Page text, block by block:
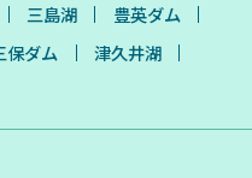
三島湖
豊英ダム
保ダム
津久井湖